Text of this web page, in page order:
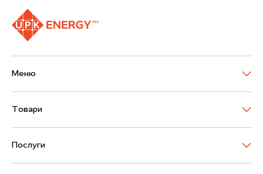
Меню
Товари
Послуги